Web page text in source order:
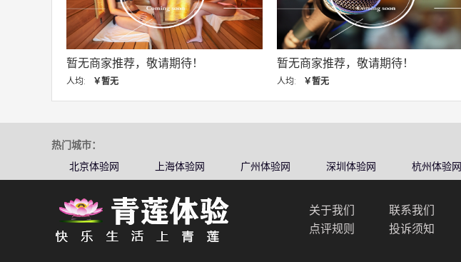
暂无商家推荐，敬请期待！
人均: ￥暂无
暂无商家推荐，敬请期待！
人均: ￥暂无
热门城市：
北京体验网
上海体验网 广州体验网 深圳体验网 杭州体验网
关于我们 联系我们
点评规则
投诉须知